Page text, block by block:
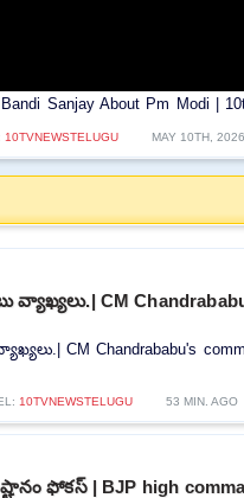
Sanjay About Pm Modi |
10TVNEWSTELUGU MAY 10TH, 2026
వ్యాఖ్యలు.| CM
CM Chandrababu's
10TVNEWSTELUGU 53 MIN. AGO
ఫోకస్ | BJP high